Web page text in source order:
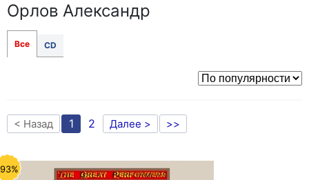
Орлов Александр
Все CD
< Назад 1 2 Далее > >>